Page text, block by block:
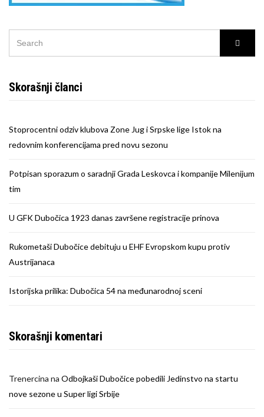
Skorašnji članci
Stoprocentni odziv klubova Zone Jug i Srpske lige Istok na
redovnim konferencijama pred novu sezonu
Potpisan sporazum o saradnji Grada Leskovca i kompanije Milenijum
tim
U GFK Dubočica 1923 danas završene registracije prinova
Rukometaši Dubočice debituju u EHF Evropskom kupu protiv
Austrijanaca
Istorijska prilika: Dubočica 54 na međunarodnoj sceni
Skorašnji komentari
Trenercina na Odbojkaši Dubočice pobedili Jedinstvo na startu
nove sezone u Super ligi Srbije